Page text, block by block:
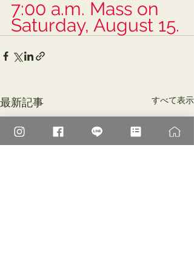
7:00 a.m. Mass on
Saturday, August 15.
最新記事 すべて表示